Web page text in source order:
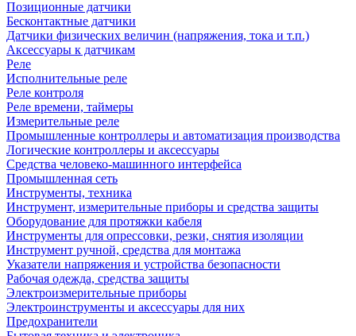
Позиционные датчики
Бесконтактные датчики
Датчики физических величин (напряжения, тока и т.п.)
Аксессуары к датчикам
Реле
Исполнительные реле
Реле контроля
Реле времени, таймеры
Измерительные реле
Промышленные контроллеры и автоматизация производства
Логические контроллеры и аксессуары
Средства человеко-машинного интерфейса
Промышленная сеть
Инструменты, техника
Инструмент, измерительные приборы и средства защиты
Оборудование для протяжки кабеля
Инструменты для опрессовки, резки, снятия изоляции
Инструмент ручной, средства для монтажа
Указатели напряжения и устройства безопасности
Рабочая одежда, средства защиты
Электроизмерительные приборы
Электроинструменты и аксессуары для них
Предохранители